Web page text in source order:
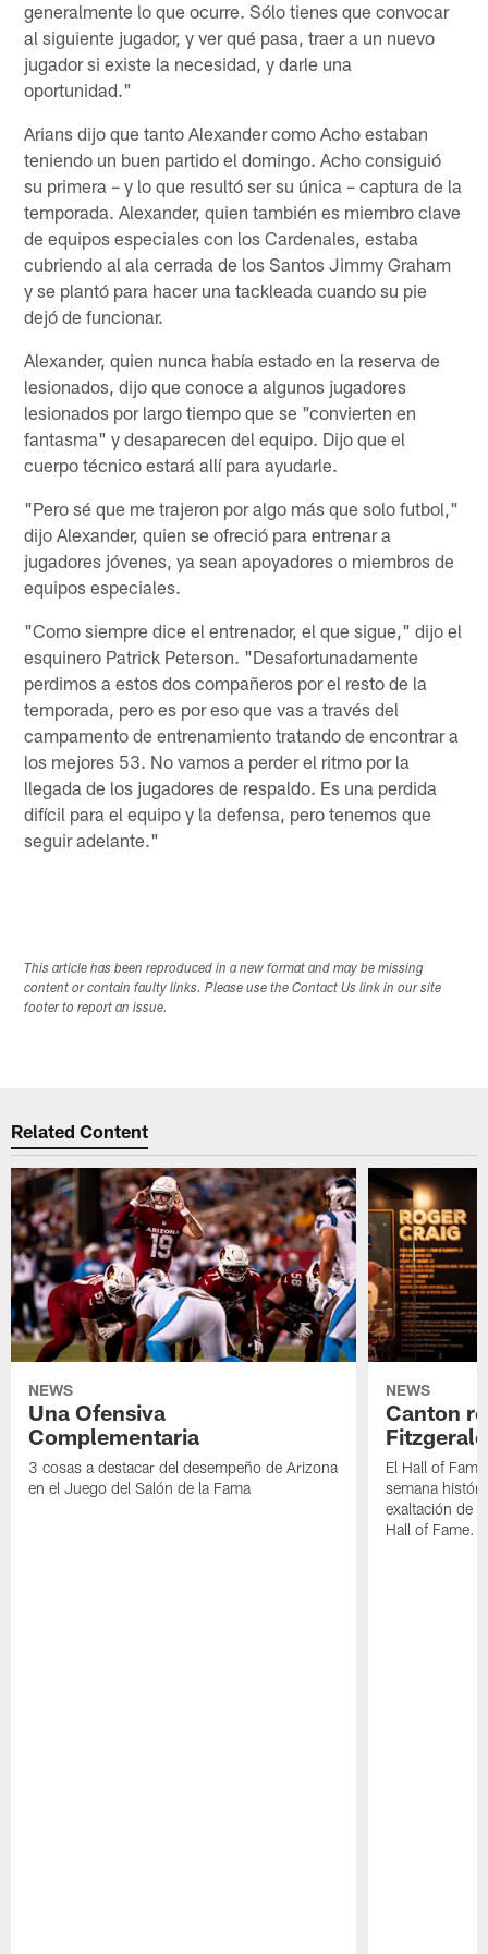
generalmente lo que ocurre. Sólo tienes que convocar
al siguiente jugador, y ver qué pasa, traer a un nuevo
jugador si existe la necesidad, y darle una
oportunidad."
Arians dijo que tanto Alexander como Acho estaban
teniendo un buen partido el domingo. Acho consiguió
su primera – y lo que resultó ser su única – captura de la
temporada. Alexander, quien también es miembro clave
de equipos especiales con los Cardenales, estaba
cubriendo al ala cerrada de los Santos Jimmy Graham
y se plantó para hacer una tackleada cuando su pie
dejó de funcionar.
Alexander, quien nunca había estado en la reserva de
lesionados, dijo que conoce a algunos jugadores
lesionados por largo tiempo que se "convierten en
fantasma" y desaparecen del equipo. Dijo que el
cuerpo técnico estará allí para ayudarle.
"Pero sé que me trajeron por algo más que solo futbol,"
dijo Alexander, quien se ofreció para entrenar a
jugadores jóvenes, ya sean apoyadores o miembros de
equipos especiales.
"Como siempre dice el entrenador, el que sigue," dijo el
esquinero Patrick Peterson. "Desafortunadamente
perdimos a estos dos compañeros por el resto de la
temporada, pero es por eso que vas a través del
campamento de entrenamiento tratando de encontrar a
los mejores 53. No vamos a perder el ritmo por la
llegada de los jugadores de respaldo. Es una perdida
difícil para el equipo y la defensa, pero tenemos que
seguir adelante."
This article has been reproduced in a new format and may be missing
content or contain faulty links. Please use the Contact Us link in our site
footer to report an issue.
Related Content
NEWS
Una Ofensiva
Complementaria
3 cosas a destacar del desempeño de Arizona
en el Juego del Salón de la Fama
NEWS
Canton
El Hall of
semana
exaltación de
Hall of Fame.